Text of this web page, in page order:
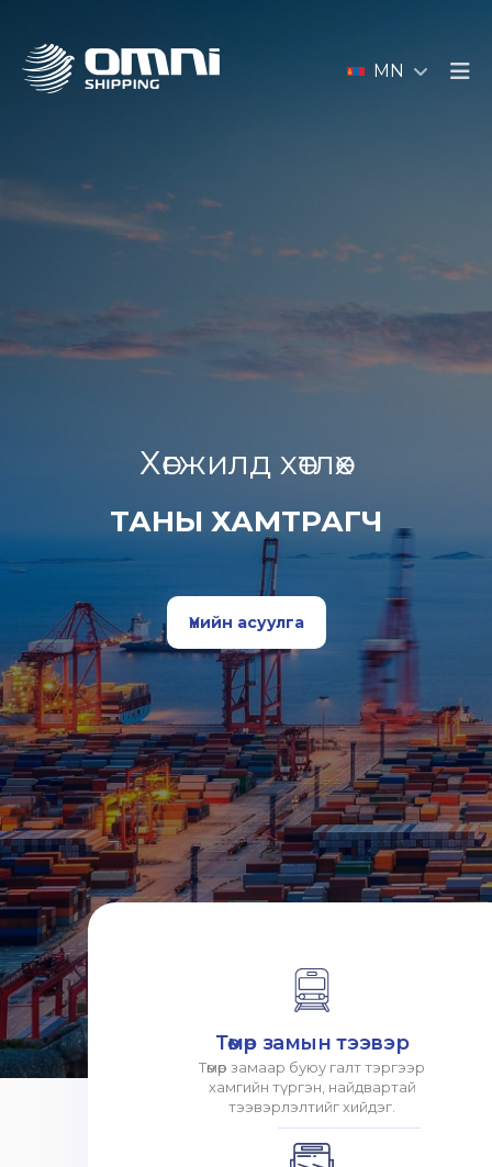
MN
Хөгжилд хөтлөх
ТАНЫ ХАМТРАГЧ
Үнийн асуулга
Төмөр замын тээвэр
Төмөр замаар буюу галт тэргээр
хамгийн түргэн, найдвартай
тээвэрлэлтийг хийдэг.